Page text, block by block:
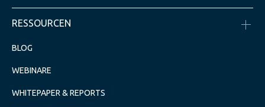
RESSOURCEN
BLOG
WEBINARE
WHITEPAPER & REPORTS